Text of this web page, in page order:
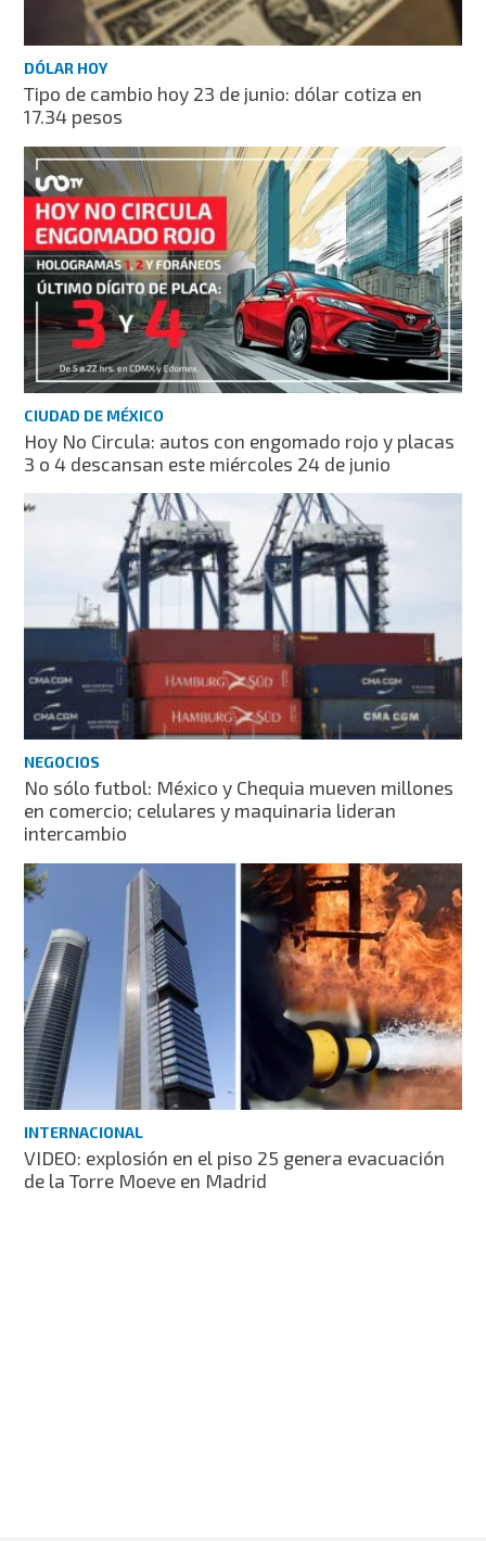
DÓLAR HOY
Tipo de cambio hoy 23 de junio: dólar cotiza en
17.34 pesos
CIUDAD DE MÉXICO
Hoy No Circula: autos con engomado rojo y placas
3 o 4 descansan este miércoles 24 de junio
NEGOCIOS
No sólo futbol: México y Chequia mueven millones
en comercio; celulares y maquinaria lideran
intercambio
INTERNACIONAL
VIDEO: explosión en el piso 25 genera evacuación
de la Torre Moeve en Madrid